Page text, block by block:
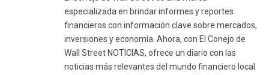
especializada en brindar informes y reportes
financieros con información clave sobre mercados,
inversiones y economía. Ahora, con El Conejo de
Wall Street NOTICIAS, ofrece un diario con las
noticias más relevantes del mundo financiero local